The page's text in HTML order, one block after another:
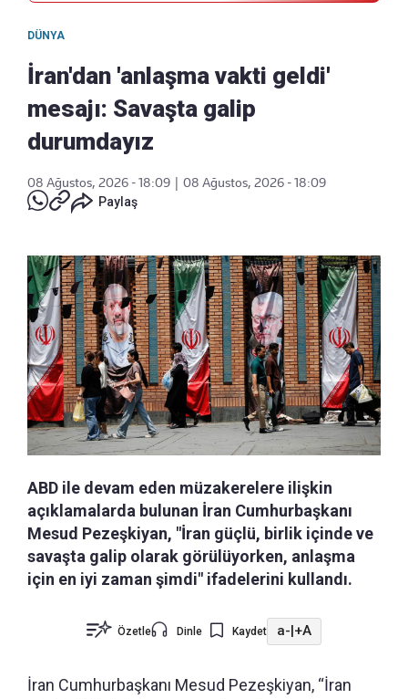
DÜNYA
İran'dan 'anlaşma vakti geldi'
mesajı: Savaşta galip
durumdayız
08 Ağustos, 2026 - 18:09
08 Ağustos, 2026 - 18:09
Paylaş
ABD ile devam eden müzakerelere ilişkin
açıklamalarda bulunan İran Cumhurbaşkanı
Mesud Pezeşkiyan, "İran güçlü, birlik içinde ve
savaşta galip olarak görülüyorken, anlaşma
için en iyi zaman şimdi" ifadelerini kullandı.
Özetle Dinle Kaydet a-|+A
İran Cumhurbaşkanı Mesud Pezeşkiyan, “İran